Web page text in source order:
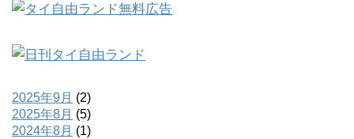
2025年9月 (2)
2025年8月 (5)
2024年8月 (1)